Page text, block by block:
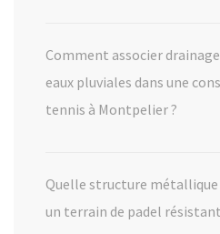
Comment associer
eaux pluviales dans une
tennis à Montpelier ?
Quelle structure
un terrain de padel